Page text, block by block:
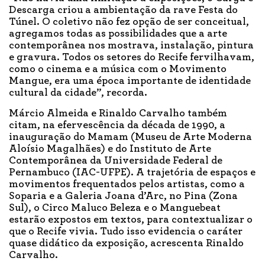
Descarga criou a ambientação da rave Festa do
Túnel. O coletivo não fez opção de ser conceitual,
agregamos todas as possibilidades que a arte
contemporânea nos mostrava, instalação, pintura
e gravura. Todos os setores do Recife fervilhavam,
como o cinema e a música com o Movimento
Mangue, era uma época importante de identidade
cultural da cidade”, recorda.
Márcio Almeida e Rinaldo Carvalho também
citam, na efervescência da década de 1990, a
inauguração do Mamam (Museu de Arte Moderna
Aloísio Magalhães) e do Instituto de Arte
Contemporânea da Universidade Federal de
Pernambuco (IAC-UFPE). A trajetória de espaços e
movimentos frequentados pelos artistas, como a
Soparia e a Galeria Joana d’Arc, no Pina (Zona
Sul), o Circo Maluco Beleza e o Manguebeat
estarão expostos em textos, para contextualizar o
que o Recife vivia. Tudo isso evidencia o caráter
quase didático da exposição, acrescenta Rinaldo
Carvalho.